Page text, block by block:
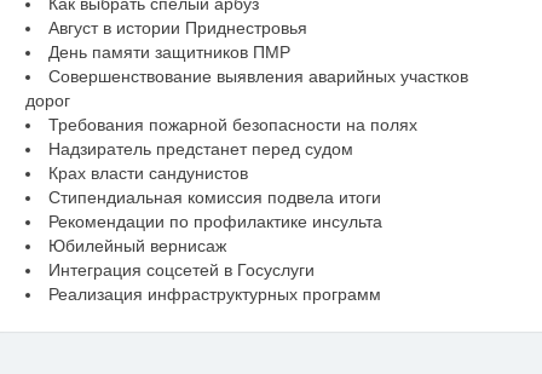
Август в истории Приднестровья
День памяти защитников ПМР
Совершенствование выявления аварийных участков
дорог
Требования пожарной безопасности на полях
Надзиратель предстанет перед судом
Крах власти сандунистов
Стипендиальная комиссия подвела итоги
Рекомендации по профилактике инсульта
Юбилейный вернисаж
Интеграция соцсетей в Госуслуги
Реализация инфраструктурных программ